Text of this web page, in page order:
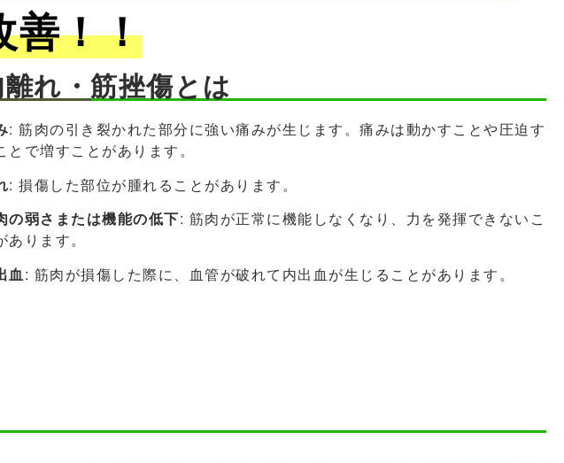
善！！
れ・筋挫傷とは
: 筋肉の引き裂かれた部分に強い痛みが生じます。痛みは動かすことや圧迫す
とで増すことがあります。
: 損傷した部位が腫れることがあります。
の弱さまたは機能の低下: 筋肉が正常に機能しなくなり、力を発揮できないこ
あります。
血 : 筋肉が損傷した際に、血管が破れて内出血が生じることがあります。